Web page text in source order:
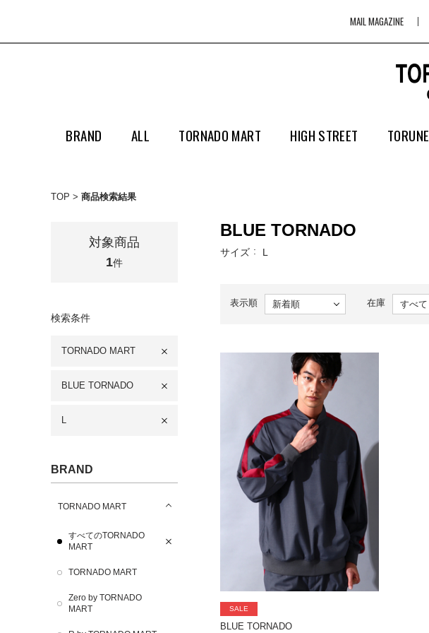
MAIL MAGAZINE
BRAND ALL TORNADO MART HIGH STREET TORUNE
TOP 商品検索結果
対象商品
1件
検索条件
TORNADO MART
BLUE TORNADO
L
BRAND
TORNADO MART
すべてのTORNADO
MART
TORNADO MART
Zero by TORNADO
MART
BLUE TORNADO
サイズ L
表示順 在庫
SALE
BLUE TORNADO